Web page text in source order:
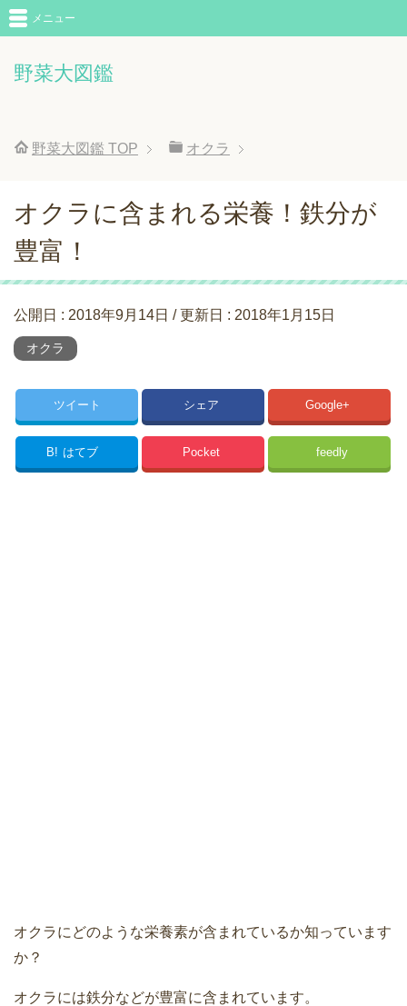
野菜大図鑑
メニュー
野菜大図鑑 TOP オクラ
オクラに含まれる栄養！鉄分が
豊富！
公開日 : 2018年9月14日 / 更新日 : 2018年1月15日
オクラ
ツイート シェア Google+
B! はてブ Pocket feedly
オクラにどのような栄養素が含まれているか知っています
か？
オクラには鉄分などが豊富に含まれています。